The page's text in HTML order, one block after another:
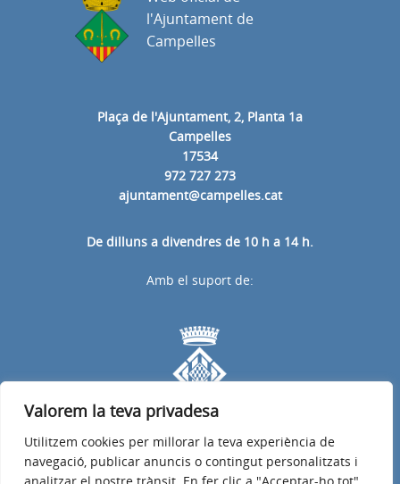
Valorem la teva privadesa
Utilitzem cookies per millorar la teva experiència de
navegació, publicar anuncis o contingut personalitzats i
Plaça de l'Ajuntament, 2, Planta 1a
Campelles
17534
972 727 273
ajuntament@campelles.cat
De dilluns a divendres de 10 h a 14 h.
l'Ajuntament de
Campelles
Amb el suport de: